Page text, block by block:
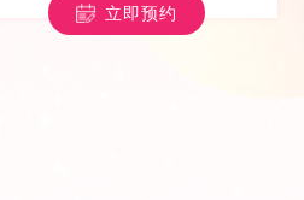
立即预约